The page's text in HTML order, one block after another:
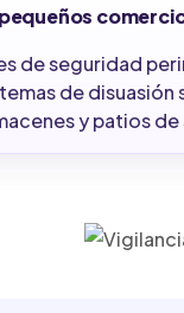
de seguridad
de disuasión
y patios